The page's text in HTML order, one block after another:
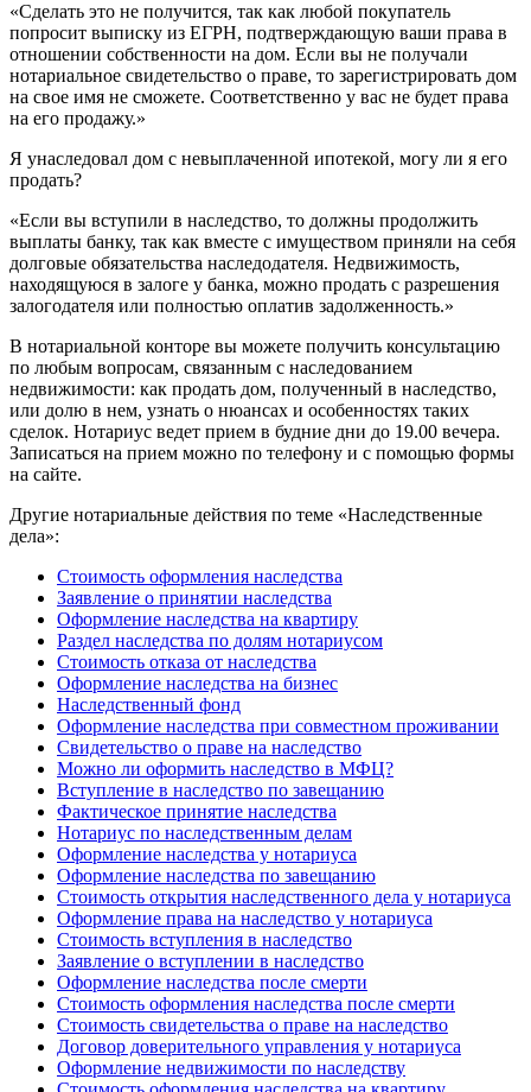
«Сделать это не получится, так как любой покупатель
попросит выписку из ЕГРН, подтверждающую ваши права в
отношении собственности на дом. Если вы не получали
нотариальное свидетельство о праве, то зарегистрировать дом
на свое имя не сможете. Соответственно у вас не будет права
на его продажу.»
Я унаследовал дом с невыплаченной ипотекой, могу ли я его
продать?
«Если вы вступили в наследство, то должны продолжить
выплаты банку, так как вместе с имуществом приняли на себя
долговые обязательства наследодателя. Недвижимость,
находящуюся в залоге у банка, можно продать с разрешения
залогодателя или полностью оплатив задолженность.»
В нотариальной конторе вы можете получить консультацию
по любым вопросам, связанным с наследованием
недвижимости: как продать дом, полученный в наследство,
или долю в нем, узнать о нюансах и особенностях таких
сделок. Нотариус ведет прием в будние дни до 19.00 вечера.
Записаться на прием можно по телефону и с помощью формы
на сайте.
Другие нотариальные действия по теме «Наследственные
дела»:
Стоимость оформления наследства
Заявление о принятии наследства
Оформление наследства на квартиру
Раздел наследства по долям нотариусом
Стоимость отказа от наследства
Оформление наследства на бизнес
Наследственный фонд
Оформление наследства при совместном проживании
Свидетельство о праве на наследство
Можно ли оформить наследство в МФЦ?
Вступление в наследство по завещанию
Фактическое принятие наследства
Нотариус по наследственным делам
Оформление наследства у нотариуса
Оформление наследства по завещанию
Стоимость открытия наследственного дела у нотариуса
Оформление права на наследство у нотариуса
Стоимость вступления в наследство
Заявление о вступлении в наследство
Оформление наследства после смерти
Стоимость оформления наследства после смерти
Стоимость свидетельства о праве на наследство
Договор доверительного управления у нотариуса
Оформление недвижимости по наследству